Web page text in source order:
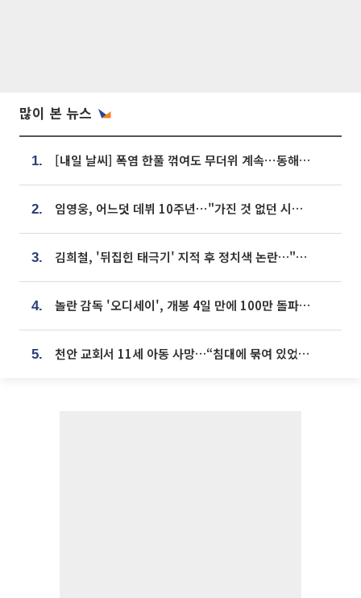
많이 본 뉴스
1. [내일 날씨] 폭염 한풀 꺾여도 무더위 계속⋯동해안 이틀 연속 비
2. 임영웅, 어느덧 데뷔 10주년⋯"가진 것 없던 시절, 내 앞엔 20명의 팬뿐"
3. 김희철, '뒤집힌 태극기' 지적 후 정치색 논란…"좌우 떠나 우리나라 국기"
4. 놀란 감독 '오디세이', 개봉 4일 만에 100만 돌파⋯'왕사남' 보다 빠르다
5. 천안 교회서 11세 아동 사망…“침대에 묶여 있었다” 진술 확보